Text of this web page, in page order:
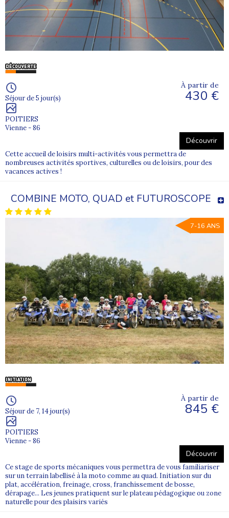
Séjour de 5 jour(s)
POITIERS
Vienne - 86
À partir de
430 €
Découvrir
Cette accueil de loisirs multi-activités vous permettra de
nombreuses activités sportives, culturelles ou de loisirs, pour des
vacances actives !
COMBINE MOTO, QUAD et FUTUROSCOPE
7-16 ANS
Séjour de 7, 14 jour(s)
POITIERS
Vienne - 86
À partir de
845 €
Découvrir
Ce stage de sports mécaniques vous permettra de vous familiariser
sur un terrain labellisé à la moto comme au quad. Initiation sur du
plat, accélération, freinage, cross, franchissement de bosse,
dérapage... Les jeunes pratiquent sur le plateau pédagogique ou zone
naturelle pour des plaisirs variés